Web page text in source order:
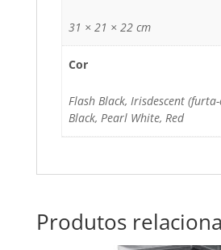
31 × 21 × 22 cm
Cor
Flash Black, Irisdescent
Black, Pearl White, Red
Produtos